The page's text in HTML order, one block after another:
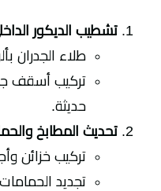
تشطيب الديكور
طلاء الجدران
تركيب أسقف
حديثة.
تحديث المطابخ
تركيب خزائن
تجديد